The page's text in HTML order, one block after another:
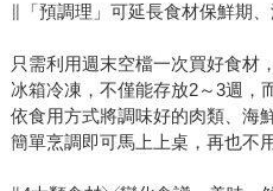
∥「預調理」可延長食材保鮮期
只需利用週末空檔一次買好食材
冰箱冷凍，不僅能存放2～3週，
依食用方式將調味好的肉類、海
簡單烹調即可馬上上桌，再也不